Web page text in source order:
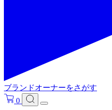
ブランドオーナーをさがす
0